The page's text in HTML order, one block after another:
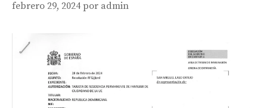
febrero 29, 2024 por admin